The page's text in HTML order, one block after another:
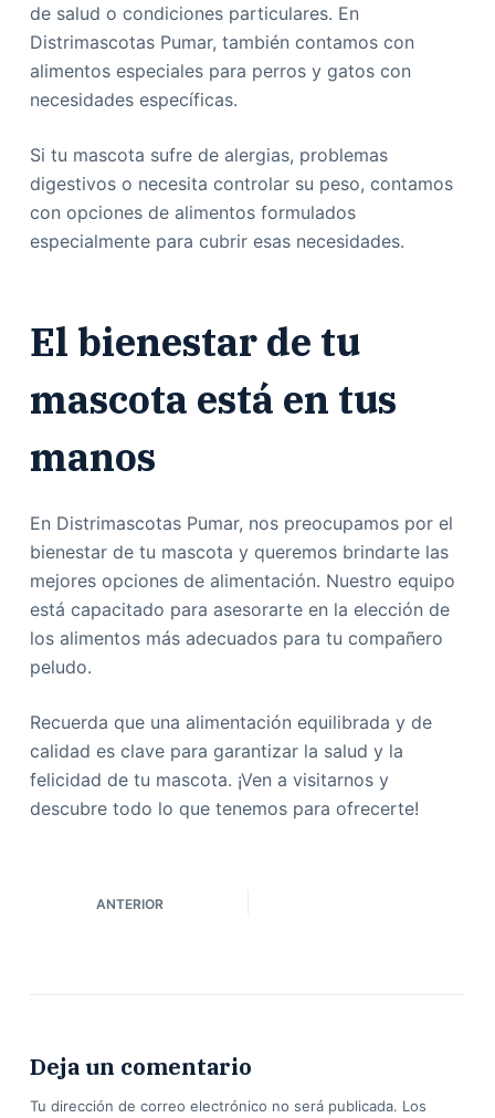
de salud o condiciones particulares. En
Distrimascotas Pumar, también contamos con
alimentos especiales para perros y gatos con
necesidades específicas.
Si tu mascota sufre de alergias, problemas
digestivos o necesita controlar su peso, contamos
con opciones de alimentos formulados
especialmente para cubrir esas necesidades.
El bienestar de tu
mascota está en tus
manos
En Distrimascotas Pumar, nos preocupamos por el
bienestar de tu mascota y queremos brindarte las
mejores opciones de alimentación. Nuestro equipo
está capacitado para asesorarte en la elección de
los alimentos más adecuados para tu compañero
peludo.
Recuerda que una alimentación equilibrada y de
calidad es clave para garantizar la salud y la
felicidad de tu mascota. ¡Ven a visitarnos y
descubre todo lo que tenemos para ofrecerte!
ANTERIOR
Deja un comentario
Tu dirección de correo electrónico no será publicada. Los